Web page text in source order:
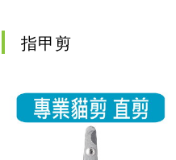
指甲剪